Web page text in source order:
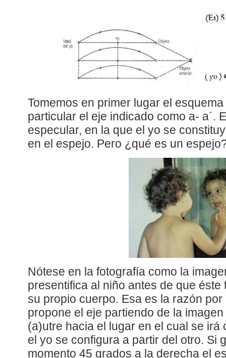
Tomemos en primer lugar el
particular el eje indicado como a- a´.
especular, en la que el yo se
en el espejo. Pero ¿qué es un
Nótese en la fotografía como la
presentifica al niño antes de que
su propio cuerpo. Esa es la razón
propone el eje partiendo de la
(a)utre hacia el lugar en el cual se irá
el yo se configura a partir del otro. Si
momento 45 grados a la derecha el